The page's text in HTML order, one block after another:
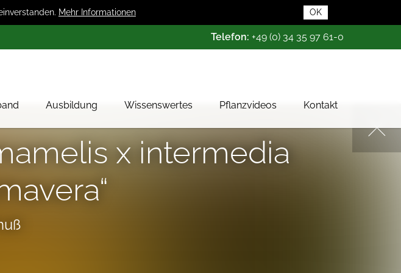
OK
Mehr Informationen
Telefon: +49 (0) 34 35 97 61-0
Ausbildung Wissenswertes
Pflanzendatenbank
Pflanzenwissen
Pflanzvideos Kontakt
x intermedia